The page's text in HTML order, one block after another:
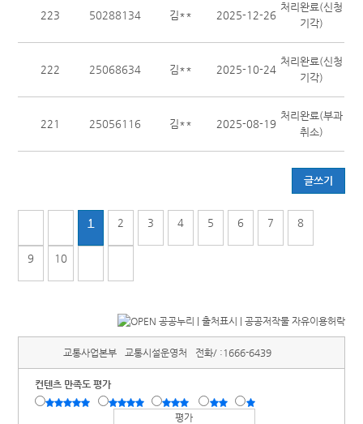
223 50288134 김** 2025-12-26
처리완료(신청
기각)
222 25068634 김** 2025-10-24
처리완료(신청
기각)
221 25056116 김** 2025-08-19
처리완료(부과
취소)
글쓰기
1 2 3 4 5 6 7 8
9 10
교통사업본부 교통시설운영처 전화/ : 1666-6439
컨텐츠 만족도 평가